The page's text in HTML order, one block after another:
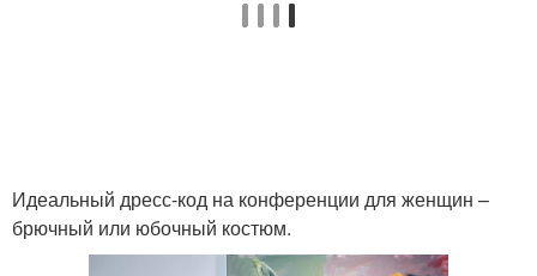
Идеальный дресс-код на конференции для женщин –
брючный или юбочный костюм.